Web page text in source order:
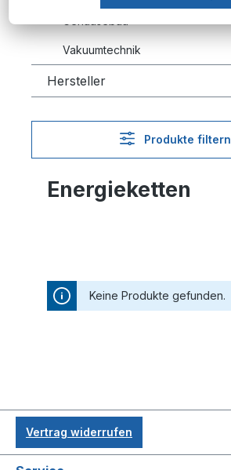
Vakuumtechnik
Hersteller
Produkte filtern
Energieketten
Keine Produkte gefunden.
Vertrag widerrufen